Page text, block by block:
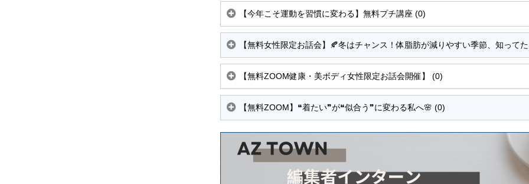
【今年こそ運動を習慣に変わる】無料プチ講座 (0)
【無料女性限定お話会】🍂冬はチャンス！体脂肪が減りやすい季節、知って
【無料ZOOM健康・美ボディ女性限定お話会開催】 (0)
【無料ZOOM】❝着たい❞が❝似合う❞に変わる私へ🌸 (0)